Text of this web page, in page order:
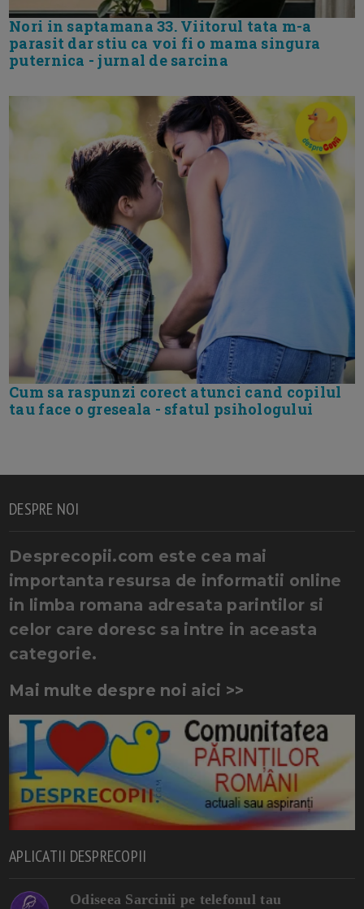
Nori in saptamana 33. Viitorul tata m-a
parasit dar stiu ca voi fi o mama singura
puternica - jurnal de sarcina
Cum sa raspunzi corect atunci cand copilul
tau face o greseala - sfatul psihologului
DESPRE NOI
Desprecopii.com este cea mai
importanta resursa de informatii online
in limba romana adresata parintilor si
celor care doresc sa intre in aceasta
categorie.
Mai multe despre noi aici >>
APLICATII DESPRECOPII
Odiseea Sarcinii pe telefonul tau